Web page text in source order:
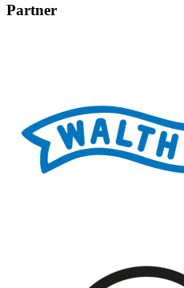
Partner